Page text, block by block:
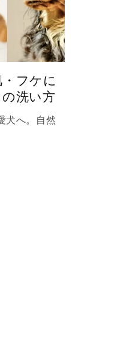
フケに
洗い方
犬へ。自然